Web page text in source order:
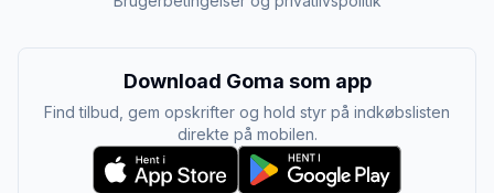
Download Goma som app
Find tilbud, gem opskrifter og hold styr på indkøbslisten
direkte på mobilen.